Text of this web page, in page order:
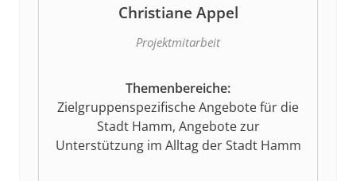
Christiane Appel
Projektmitarbeit
Themenbereiche:
Zielgruppenspezifische Angebote für die
Stadt Hamm, Angebote zur
Unterstützung im Alltag der Stadt Hamm